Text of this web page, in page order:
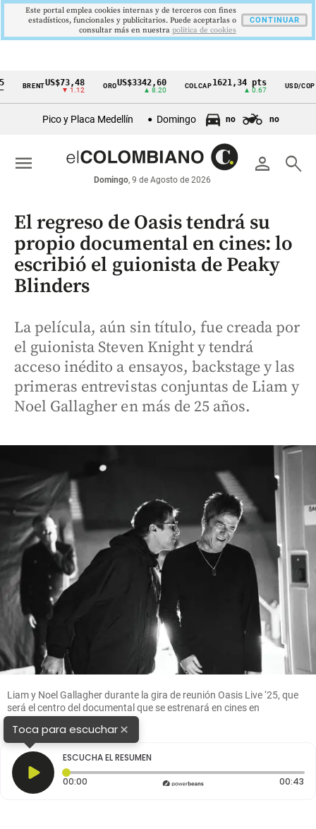
Cintillo
económicos
Colombia
US$73,48
▼ 1.12
ORO US$3342,60 COLCAP1621,34 pts USD/COP$4178
▲ 0.42
Pico y Placa Medellín Domingo no no
person search
Domingo, 9 de Agosto de 2026
menu
El regreso de Oasis tendrá su
propio documental en cines: lo
escribió el guionista de Peaky
Blinders
La película, aún sin título, fue creada por
el guionista Steven Knight y tendrá
acceso inédito a ensayos, backstage y las
primeras entrevistas conjuntas de Liam y
Noel Gallagher en más de 25 años.
Liam y Noel Gallagher durante la gira de reunión Oasis Live ‘25, que
será el centro del documental que se estrenará en cines en
septiembre. FOTO cortesía
Toca para escuchar×
ESCUCHA EL RESUMEN
00:00 Tiempo transcurrido: 0 segundos 00:43
Este portal emplea cookies internas y de terceros con fines
estadísticos, funcionales y publicitarios. Puede aceptarlas o
consultar más en nuestra politica de cookies
CONTINUAR